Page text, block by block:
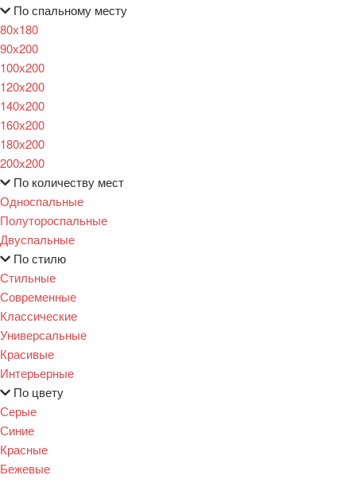
По спальному месту
80х180
90х200
100х200
120x200
140х200
160х200
180х200
200х200
По количеству мест
Односпальные
Полутороспальные
Двуспальные
По стилю
Стильные
Современные
Классические
Универсальные
Красивые
Интерьерные
По цвету
Серые
Синие
Красные
Бежевые